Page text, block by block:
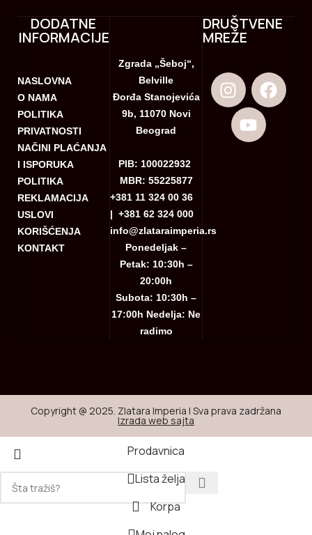
DODATNE
INFORMACIJE
NASLOVNA
O NAMA
POLITIKA
PRIVATNOSTI
NAČINI PLAĆANJA
I ISPORUKA
POLITIKA
REKLAMACIJA
USLOVI
KORIŠĆENJA
KONTAKT
Zgrada „Šeboj“,
Belville
Đorđa Stanojevića
9b, 11070 Novi
Beograd
PIB: 100022932
MBR: 55225877
+381 11 324 00 36
|+381 62 324 000
info@zlataraimperia.rs
Ponedeljak –
Petak: 10:30h –
20:00h
Subota: 10:30h –
17:00h Nedelja: Ne
radimo
DRUŠTVENE
MREŽE
Copyright @ 2025. Zlatara Imperia | Sva prava zadržana
Izrada web sajta
Prodavnica
Lista želja
Korpa